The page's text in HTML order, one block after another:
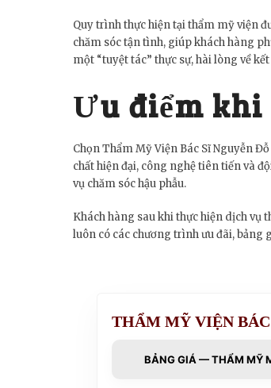
Quy trình thực hiện tại thẩm mỹ viện
chăm sóc tận tình, giúp khách hàng
một “tuyệt tác” thực sự, hài lòng về
Ưu điểm khi
Chọn Thẩm Mỹ Viện Bác Sĩ Nguyễn
chất hiện đại, công nghệ tiên tiến và
vụ chăm sóc hậu phẫu.
Khách hàng sau khi thực hiện dịch vụ
luôn có các chương trình ưu đãi, bảng
THẨM MỸ VIỆN
BẢNG GIÁ — THẨM MỸ